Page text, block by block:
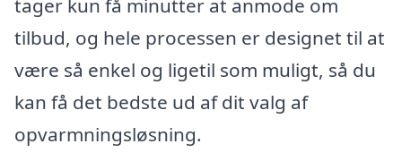
tager kun få minutter at anmode om
tilbud, og hele processen er designet til at
være så enkel og ligetil som muligt, så du
kan få det bedste ud af dit valg af
opvarmningsløsning.